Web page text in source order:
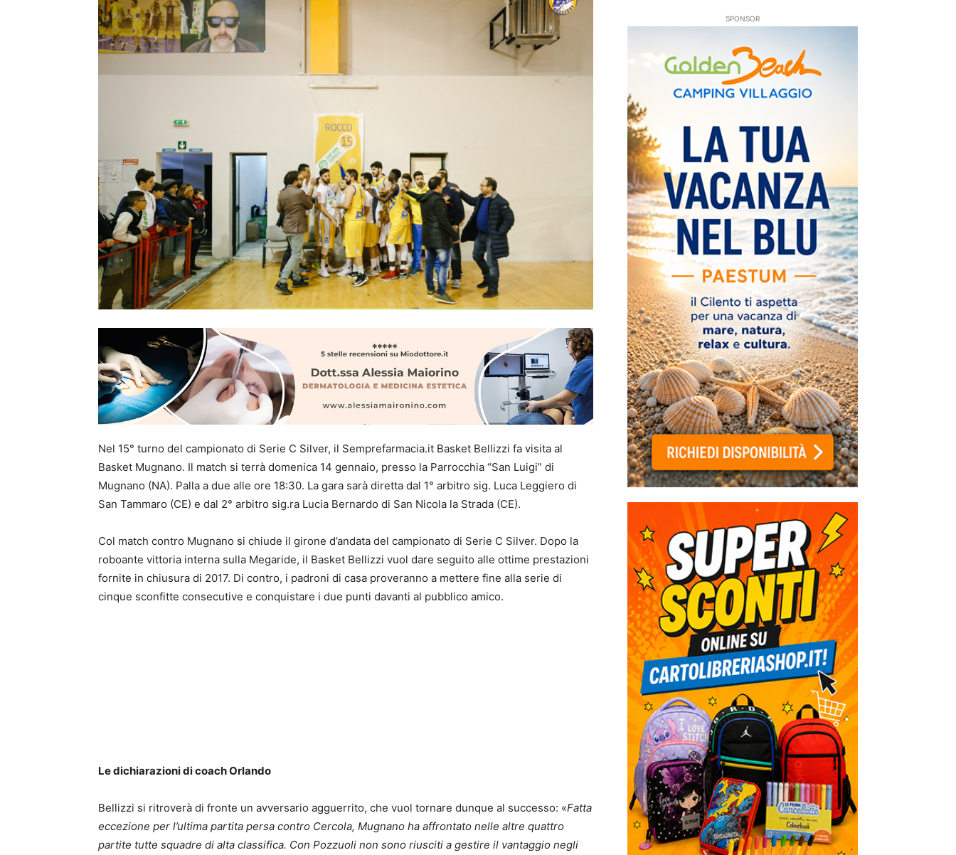
Nel 15° turno del campionato di Serie C Silver, il Semprefarmacia.it Basket Bellizzi fa visita al
Basket Mugnano. Il match si terrà domenica 14 gennaio, presso la Parrocchia “San Luigi” di
Mugnano (NA). Palla a due alle ore 18:30. La gara sarà diretta dal 1° arbitro sig. Luca Leggiero di
San Tammaro (CE) e dal 2° arbitro sig.ra Lucia Bernardo di San Nicola la Strada (CE).
Col match contro Mugnano si chiude il girone d’andata del campionato di Serie C Silver. Dopo la
roboante vittoria interna sulla Megaride, il Basket Bellizzi vuol dare seguito alle ottime prestazioni
fornite in chiusura di 2017. Di contro, i padroni di casa proveranno a mettere fine alla serie di
cinque sconfitte consecutive e conquistare i due punti davanti al pubblico amico.
Le dichiarazioni di coach Orlando
Bellizzi si ritroverà di fronte un avversario agguerrito, che vuol tornare dunque al successo: «Fatta
eccezione per l’ultima partita persa contro Cercola, Mugnano ha affrontato nelle altre quattro
partite tutte squadre di alta classifica. Con Pozzuoli non sono riusciti a gestire il vantaggio negli
SPONSOR